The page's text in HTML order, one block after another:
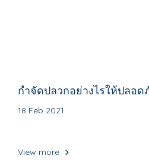
กำจัดปลวกอย่างไรให้ปลอด
18 Feb 2021
View more